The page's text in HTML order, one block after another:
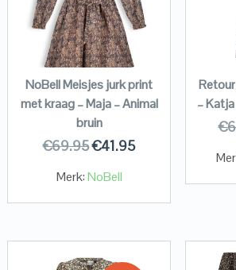
NoBell Meisjes jurk print
met kraag – Maja – Animal
bruin
€69.95€41.95
Merk:NoBell
–
€